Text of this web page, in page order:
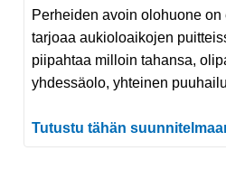
Perheiden avoin olohuone
tarjoaa aukioloaikojen
piipahtaa milloin tahansa,
yhdessäolo, yhteinen
Tutustu tähän